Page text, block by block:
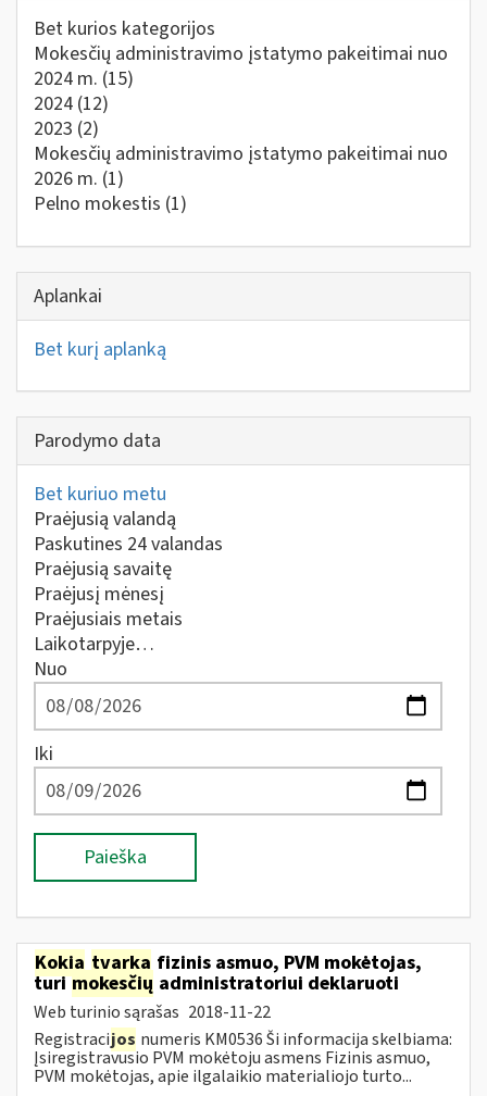
Bet kurios kategorijos
Mokesčių administravimo įstatymo pakeitimai nuo
2024 m. (15)
2024 (12)
2023 (2)
Mokesčių administravimo įstatymo pakeitimai nuo
2026 m. (1)
Pelno mokestis (1)
Aplankai
Bet kurį aplanką
Parodymo data
Bet kuriuo metu
Praėjusią valandą
Paskutines 24 valandas
Praėjusią savaitę
Praėjusį mėnesį
Praėjusiais metais
Laikotarpyje…
Nuo
Iki
Paieška
Kokia tvarka fizinis asmuo, PVM mokėtojas,
turimokesčių administratoriui deklaruoti
Web turinio sąrašas 2018-11-22
Registracijos numeris KM0536 Ši informacija skelbiama:
Įsiregistravusio PVM mokėtoju asmens Fizinis asmuo,
PVM mokėtojas, apie ilgalaikio materialiojo turto...